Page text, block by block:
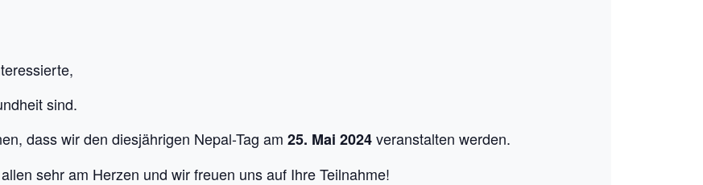
sind.
dass wir den diesjährigen Nepal-Tag am 25. Mai 2024veranstalten werden.
sehr am Herzen und wir freuen uns auf Ihre Teilnahme!